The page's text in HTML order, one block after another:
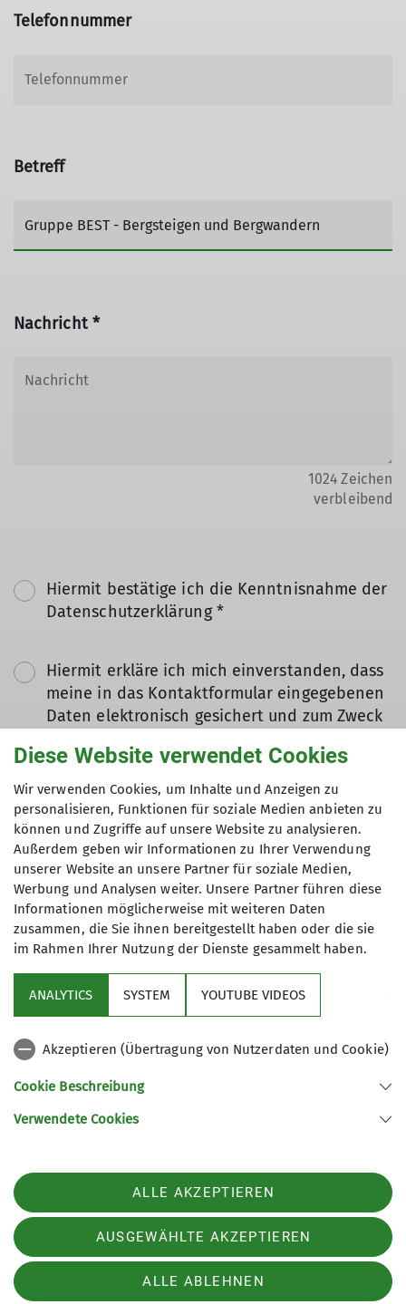
Telefonnummer
Betreff
Nachricht *
1024 Zeichen
verbleibend
Hiermit bestätige ich die Kenntnisnahme der
Datenschutzerklärung *
Hiermit erkläre ich mich einverstanden, dass
meine in das Kontaktformular eingegebenen
Daten elektronisch gesichert und zum Zweck
genutzt werden. Mir ist bekannt, dass ich
meine Einwilligung jederzeit wiederrufen
kann. *
Mit (*) markierte Felder
sind Pflichtfelder
Absenden
Sektion
Gruppen im Fokus
34131 Kassel
Telefon +49561104046
Datenschutz-Einstellungen
Impressum
Diese Website verwendet Cookies
Wir verwenden Cookies, um Inhalte und Anzeigen zu
personalisieren, Funktionen für soziale Medien anbieten zu
können und Zugriffe auf unsere Website zu analysieren.
Außerdem geben wir Informationen zu Ihrer Verwendung
unserer Website an unsere Partner für soziale Medien,
Werbung und Analysen weiter. Unsere Partner führen diese
Informationen möglicherweise mit weiteren Daten
zusammen, die Sie ihnen bereitgestellt haben oder die sie
im Rahmen Ihrer Nutzung der Dienste gesammelt haben.
ANALYTICS SYSTEM YOUTUBE VIDEOS
Akzeptieren (Übertragung von Nutzerdaten und Cookie)
Cookie Beschreibung
Verwendete Cookies
ALLE AKZEPTIEREN
AUSGEWÄHLTE AKZEPTIEREN
ALLE ABLEHNEN